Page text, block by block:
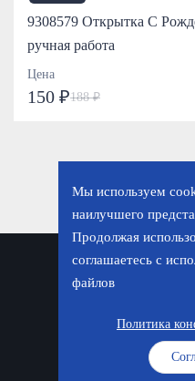
9308579 Открытка С
ручная работа
Цена
150 ₽188 ₽
Мы используем
наилучшего
Продолжая
соглашаетесь с
файлов
Политика